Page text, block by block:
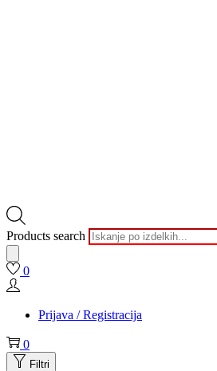
Products search
0
Prijava / Registracija
0
Filtri